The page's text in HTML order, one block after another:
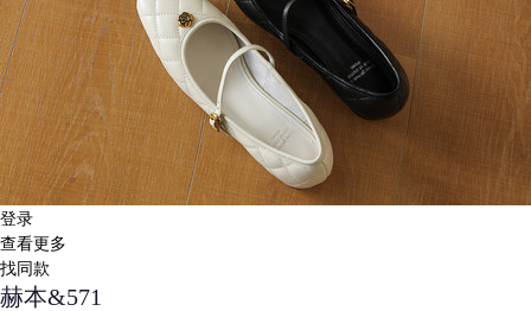
登录
查看更多
找同款
赫本&571